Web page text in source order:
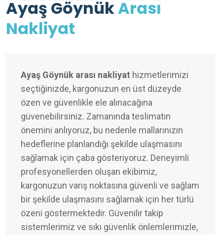
Ayaş GöynükArası
Nakliyat
Ayaş Göynük arası nakliyat hizmetlerimizi
seçtiğinizde, kargonuzun en üst düzeyde
özen ve güvenlikle ele alınacağına
güvenebilirsiniz. Zamanında teslimatın
önemini anlıyoruz, bu nedenle mallarınızın
hedeflerine planlandığı şekilde ulaşmasını
sağlamak için çaba gösteriyoruz. Deneyimli
profesyonellerden oluşan ekibimiz,
kargonuzun varış noktasına güvenli ve sağlam
bir şekilde ulaşmasını sağlamak için her türlü
özeni göstermektedir. Güvenilir takip
sistemlerimiz ve sıkı güvenlik önlemlerimizle,